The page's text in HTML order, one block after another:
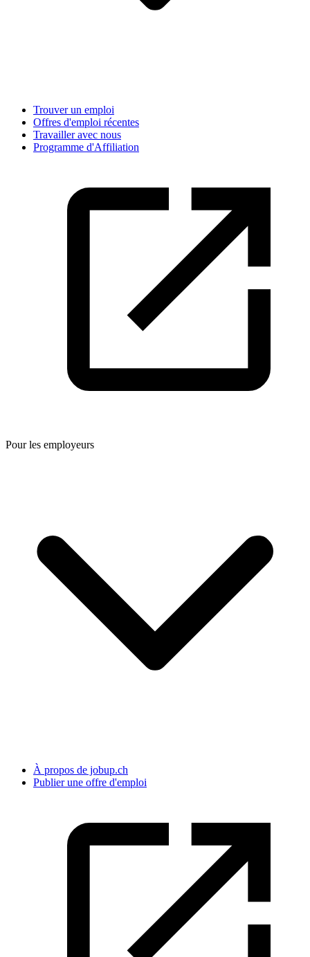
Trouver un emploi
Offres d'emploi récentes
Travailler avec nous
Programme d'Affiliation
Pour les employeurs
À propos de jobup.ch
Publier une offre d'emploi